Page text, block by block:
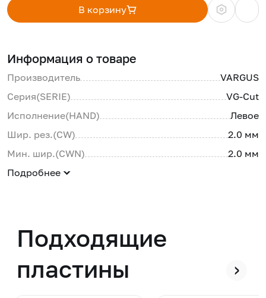
В корзину
Информация о товаре
Производитель
VARGUS
Серия(SERIE)
VG-Cut
Исполнение(HAND)
Левое
Шир. рез.(CW)
2.0 мм
Мин. шир.(CWN)
2.0 мм
Подробнее
Подходящие
пластины
›